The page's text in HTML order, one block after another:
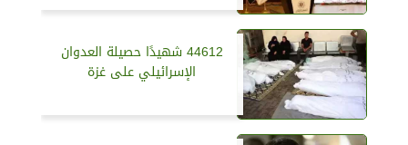
44612 شهيدًا حصيلة العدوان
الإسرائيلي على غزة